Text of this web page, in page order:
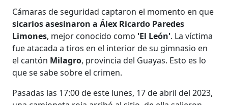
Cámaras de seguridad captaron el momento en que
sicarios asesinaron a Álex Ricardo Paredes
Limones, mejor conocido como 'El León'. La víctima
fue atacada a tiros en el interior de su gimnasio en
el cantón Milagro, provincia del Guayas. Esto es lo
que se sabe sobre el crimen.
Pasadas las 17:00 de este lunes, 17 de abril del 2023,